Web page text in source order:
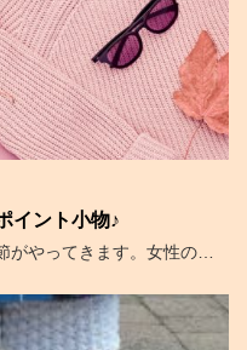
イント小物♪
がやってきます。女性の…